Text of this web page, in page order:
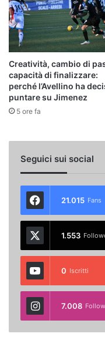
Creatività, cambio di
capacità di finalizzare:
perché l’Avellino ha
puntare su Jimenez
5 ore fa
Seguici sui social
21.015 Fans
1.553
0 Iscritti
7.008